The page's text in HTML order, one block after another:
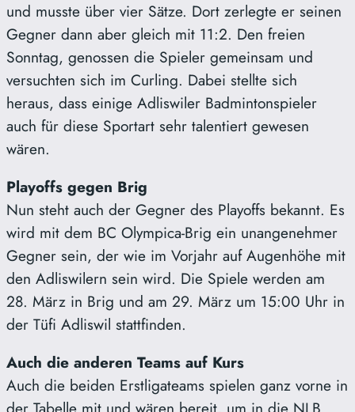
und musste über vier Sätze. Dort zerlegte er seinen
Gegner dann aber gleich mit 11:2. Den freien
Sonntag, genossen die Spieler gemeinsam und
versuchten sich im Curling. Dabei stellte sich
heraus, dass einige Adliswiler Badmintonspieler
auch für diese Sportart sehr talentiert gewesen
wären.
Playoffs gegen Brig
Nun steht auch der Gegner des Playoffs bekannt. Es
wird mit dem BC Olympica-Brig ein unangenehmer
Gegner sein, der wie im Vorjahr auf Augenhöhe mit
den Adliswilern sein wird. Die Spiele werden am
28. März in Brig und am 29. März um 15:00 Uhr in
der Tüfi Adliswil stattfinden.
Auch die anderen Teams auf Kurs
Auch die beiden Erstligateams spielen ganz vorne in